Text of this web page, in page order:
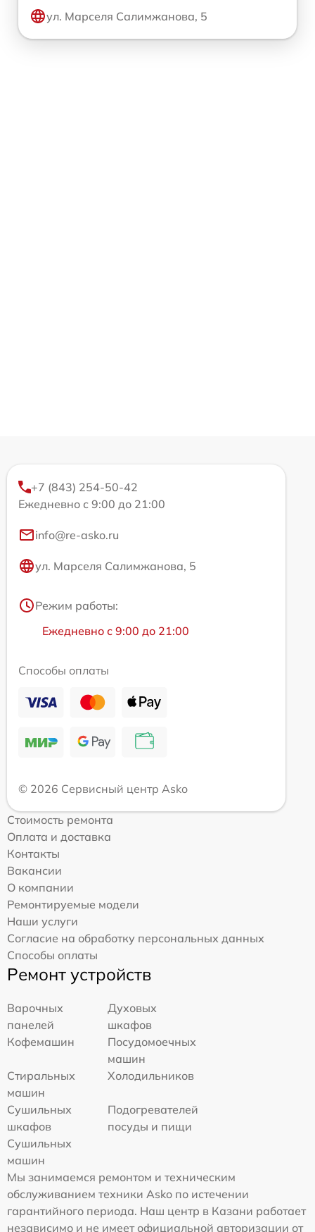
ул. Марселя Салимжанова, 5
+7 (843) 254-50-42
Ежедневно с 9:00 до 21:00
info@re-asko.ru
ул. Марселя Салимжанова, 5
Режим работы:
Ежедневно с 9:00 до 21:00
Способы оплаты
© 2026 Сервисный центр Asko
Стоимость ремонта
Оплата и доставка
Контакты
Вакансии
О компании
Ремонтируемые модели
Наши услуги
Согласие на обработку персональных данных
Способы оплаты
Ремонт устройств
Варочных
панелей
Духовых
шкафов
Кофемашин
Посудомоечных
машин
Стиральных
машин
Холодильников
Сушильных
шкафов
Подогревателей
посуды и пищи
Сушильных
машин
Мы занимаемся ремонтом и техническим
обслуживанием техники Asko по истечении
гарантийного периода. Наш центр в Казани работает
независимо и не имеет официальной авторизации от